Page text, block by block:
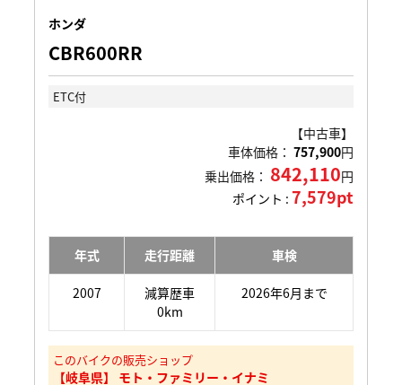
ホンダ
CBR600RR
ETC付
【中古車】
車体価格： 757,900円
乗出価格： 842,110円
ポイント : 7,579pt
年式 走行距離 車検
2007
減算歴車
0km
2026年6月まで
このバイクの販売ショップ
【岐阜県】 モト・ファミリー・イナミ